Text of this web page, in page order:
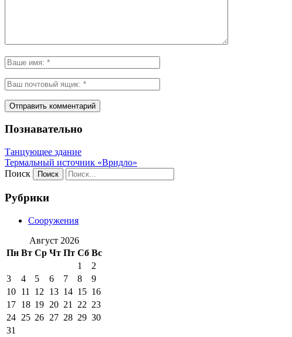
Познавательно
Танцующее здание
Термальный источник «Вридло»
Поиск
Рубрики
Сооружения
Август 2026
Пн Вт Ср Чт Пт Сб Вс
1
2
3
4 5 6 7 8
9
10 11 12 13 14 15 16
17 18 19 20 21 22 23
24 25 26 27 28 29 30
31